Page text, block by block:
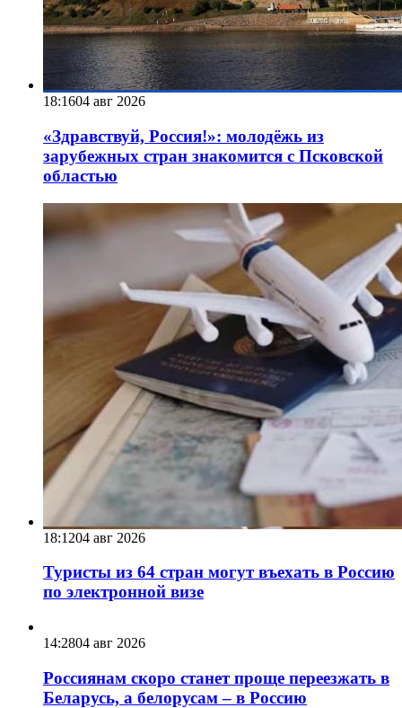
18:1604 авг 2026
«Здравствуй, Россия!»: молодёжь из
зарубежных стран знакомится с Псковской
областью
18:1204 авг 2026
Туристы из 64 стран могут въехать в Россию
по электронной визе
14:2804 авг 2026
Россиянам скоро станет проще переезжать в
Беларусь, а белорусам – в Россию